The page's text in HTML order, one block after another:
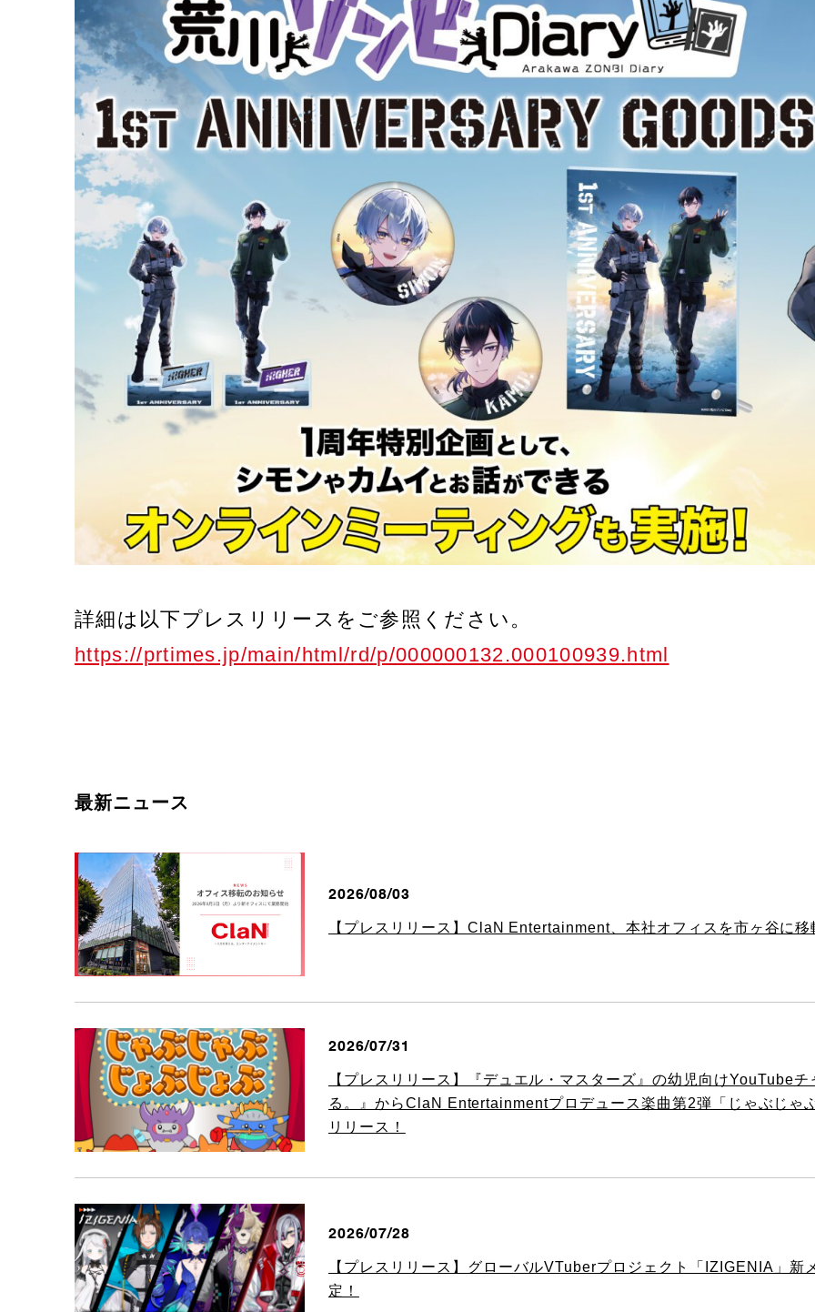
詳細は以下プレスリリースをご参照ください。
https://prtimes.jp/main/html/rd/p/000000132.000100939.html
最新ニュース
2026/08/03
【プレスリリース】ClaN Entertainment、本社オフィスを市ヶ谷に移
2026/07/31
【プレスリリース】『デュエル・マスターズ』の幼児向けYouTube
る。』からClaN Entertainmentプロデュース楽曲第2弾「じゃぶじゃ
リリース！
2026/07/28
【プレスリリース】グローバルVTuberプロジェクト「IZIGENIA」新
定！